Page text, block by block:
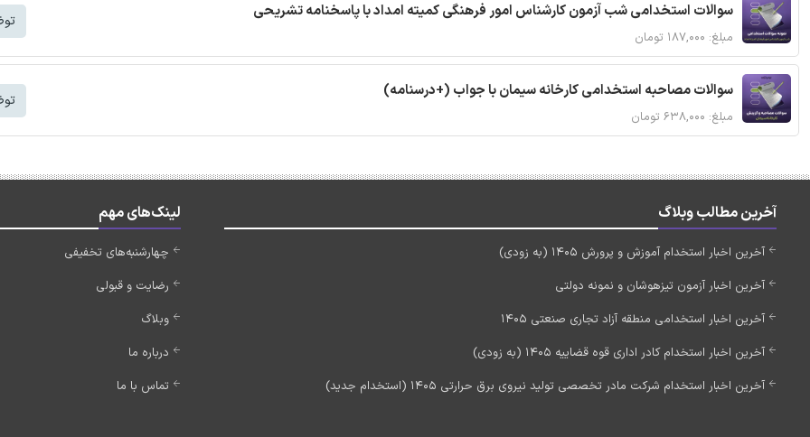
سوالات استخدامی شب آزمون کارشناس امور فرهنگی کمیته امداد با پاسخنامه تشریحی
مبلغ: ۱۸۷,۰۰۰ تومان
سوالات مصاحبه استخدامی کارخانه سیمان با جواب (+درسنامه)
مبلغ: ۶۳۸,۰۰۰ تومان
آخرین مطالب وبلاگ
آخرین اخبار استخدام آموزش و پرورش 1405 (به زودی)
آخرین اخبار آزمون تیزهوشان و نمونه دولتی
آخرین اخبار استخدامی منطقه آزاد تجاری صنعتی 1405
آخرین اخبار استخدام کادر اداری قوه قضاییه 1405 (به زودی)
آخرین اخبار استخدام شرکت مادر تخصصی تولید نیروی برق حرارتی 1405 (استخدام جدید)
لینک‌های مهم
چهارشنبه‌های تخفیفی
رضایت و قبولی
وبلاگ
درباره ما
تماس با ما